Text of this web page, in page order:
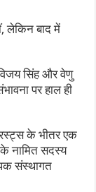
लेकिन बाद में
सिंह और वेणु
पर हाल ही
के भीतर एक
नामित सदस्य
संस्थागत